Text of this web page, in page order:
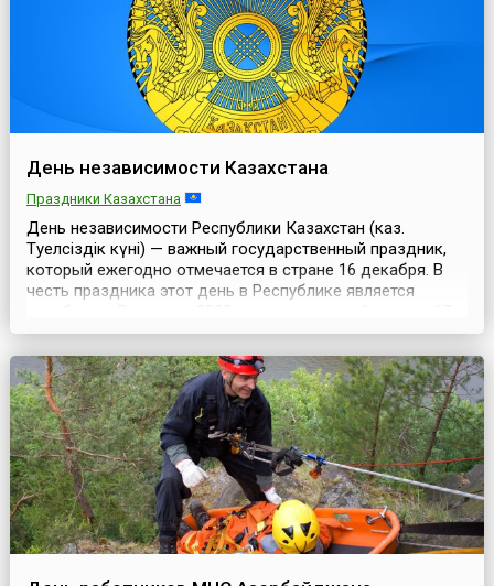
День независимости Казахстана
Праздники Казахстана
День независимости Республики Казахстан (каз.
Тәуелсіздік күні) — важный государственный праздник,
который ежегодно отмечается в стране 16 декабря. В
честь праздника этот день в Республике является
декабря — также являлся выходным, но начиная с 2022
года выходным считается только 16 декабря.В этот
день в 1991 году Верховный Совет принял зако...